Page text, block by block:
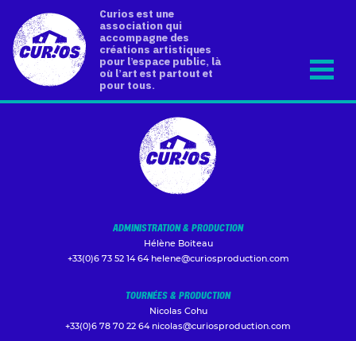
Curios est une
association qui
accompagne des
créations artistiques
pour l’espace public, là
où l’art est partout et
pour tous.
ADMINISTRATION & PRODUCTION
Hélène Boiteau
+33(0)6 73 52 14 64 helene@curiosproduction.com
TOURNÉES & PRODUCTION
Nicolas Cohu
+33(0)6 78 70 22 64 nicolas@curiosproduction.com